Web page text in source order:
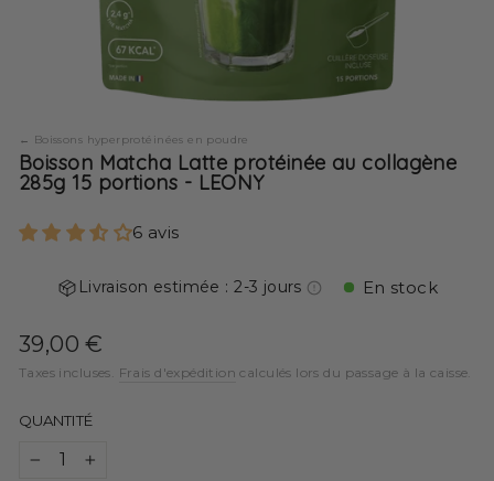
Boissons hyperprotéinées en poudre
Boisson Matcha Latte protéinée au collagène
285g 15 portions - LEONY
6 avis
Livraison estimée : 2-3 jours En stock
Prix
régulier
39,00 €
Taxes incluses. Frais d'expédition calculés lors du passage à la caisse.
QUANTITÉ